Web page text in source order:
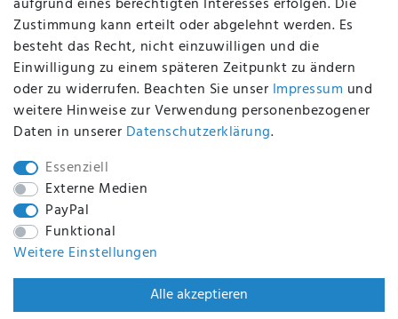
BEQUEM UND SICHER BEZAHLEN MIT
BEI UNS SIND SIE SICHER!
WIR VERSENDEN MIT
WIR SIND ZERTIFIZIERT DURCH
Zustimmung kann erteilt oder abgelehnt werden. Es
besteht das Recht, nicht einzuwilligen und die
Einwilligung zu einem späteren Zeitpunkt zu ändern
oder zu widerrufen. Beachten Sie unser Impressum und
weitere Hinweise zur Verwendung personenbezogener
Daten in unserer Daten­schutz­erklärung.
Essenziell
Externe Medien
PayPal
Funktional
Weitere Einstellungen
Alle akzeptieren